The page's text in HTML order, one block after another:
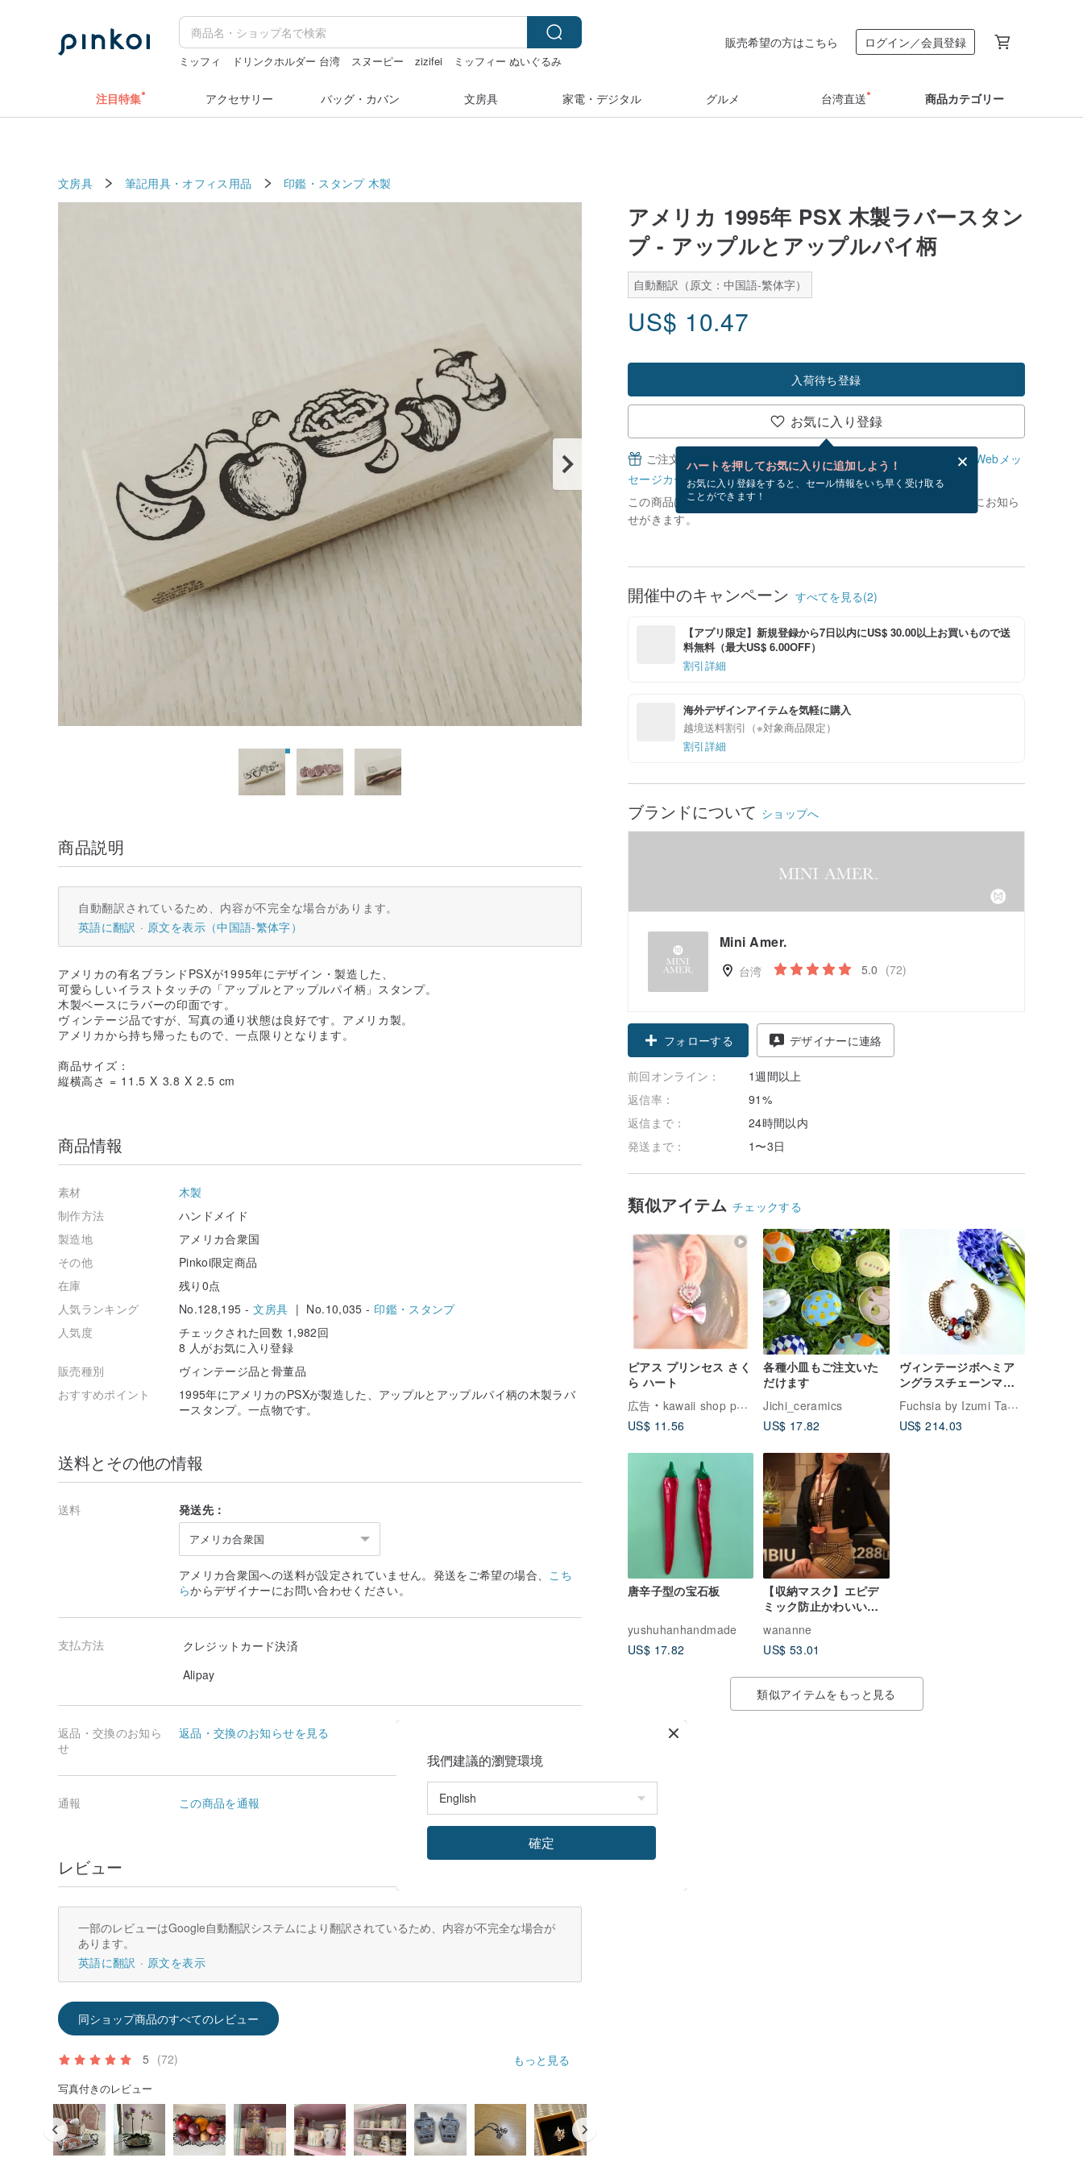
ミッフィ ドリンクホルダー 台湾 スヌーピー zizifei
ミッフィー ぬいぐるみ
販売希望の方はこちら ログイン／会員登録
注目特集 アクセサリー バッグ・カバン 文房具 家電・デジタル グルメ 台湾直送 商品カテゴリー
文房具 筆記用具・オフィス用品 印鑑・スタンプ 木製
アメリカ 1995年 PSX 木製ラバースタン
プ - アップルとアップルパイ柄
自動翻訳（原文：中国語-繁体字）
US$ 10.47
入荷待ち登録
お気に入り登録
ハートを押してお気に入りに追加しよう！
お気に入り登録をすると、セール情報をいち早く受け取る
ことができます！
ご注文完了後、無料でWebメッセージカードを作成できます。
Webメッ
セージカードとは？
この商品は現在在庫がありません。 [ 入荷待ち ] を押すと、優先的にお知ら
せがきます。
開催中のキャンペーン すべてを見る(2)
【アプリ限定】新規登録から7日以内にUS$ 30.00以上お買いもので送
料無料（最大US$ 6.00OFF）
割引詳細
海外デザインアイテムを気軽に購入
越境送料割引（※対象商品限定）
割引詳細
ブランドについて ショップへ
Mini Amer.
台湾 5.0 (72)
フォローする デザイナーに連絡
前回オンライン：
1週間以上
返信率：
91%
返信まで：
24時間以内
発送まで：
1〜3日
類似アイテム チェックする
ピアス プリンセス さく
ら ハート
広告
kawaii shop pomul
US$ 11.56
各種小皿もご注文いた
だけます
Jichi_ceramics
US$ 17.82
ヴィンテージボヘミア
ングラスチェーンマイ
ー
Fuchsia by Izumi Tahara
US$ 214.03
唐辛子型の宝石板
yushuhanhandmade
US$ 17.82
【収納マスク】エピデ
ミック防止かわいい友
クマウントXノンホール
ピアスプルリング∣レザ
wananne
US$ 53.01
類似アイテムをもっと見る
商品説明
自動翻訳されているため、内容が不完全な場合があります。
英語に翻訳
原文を表示（中国語-繁体字）
アメリカの有名ブランドPSXが1995年にデザイン・製造した、
可愛らしいイラストタッチの「アップルとアップルパイ柄」スタンプ。
木製ベースにラバーの印面です。
ヴィンテージ品ですが、写真の通り状態は良好です。アメリカ製。
アメリカから持ち帰ったもので、一点限りとなります。
商品サイズ：
縦横高さ = 11.5 X 3.8 X 2.5 cm
商品情報
素材
木製
制作方法
ハンドメイド
製造地
アメリカ合衆国
その他
Pinkoi限定商品
在庫
残り0点
人気ランキング
No.128,195 -文房具 | No.10,035 - 印鑑・スタンプ
人気度
チェックされた回数 1,982回
8 人がお気に入り登録
販売種別
ヴィンテージ品と骨董品
おすすめポイント
1995年にアメリカのPSXが製造した、アップルとアップルパイ柄の木製ラバ
ースタンプ。一点物です。
送料とその他の情報
送料 発送先：
アメリカ合衆国
アメリカ合衆国への送料が設定されていません。発送をご希望の場合、 こち
らからデザイナーにお問い合わせください。
支払方法
クレジットカード決済
Alipay
返品・交換のお知ら
せ
返品・交換のお知らせを見る
通報 この商品を通報
レビュー
一部のレビューはGoogle自動翻訳システムにより翻訳されているため、内容が不完全な場合が
あります。
英語に翻訳
原文を表示
同ショップ商品のすべてのレビュー
5 (72) もっと見る
写真付きのレビュー
我們建議的瀏覽環境
確定